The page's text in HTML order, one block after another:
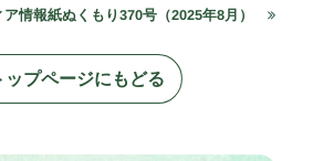
ア情報紙ぬくもり370号（2025年8月）
ップページにもどる